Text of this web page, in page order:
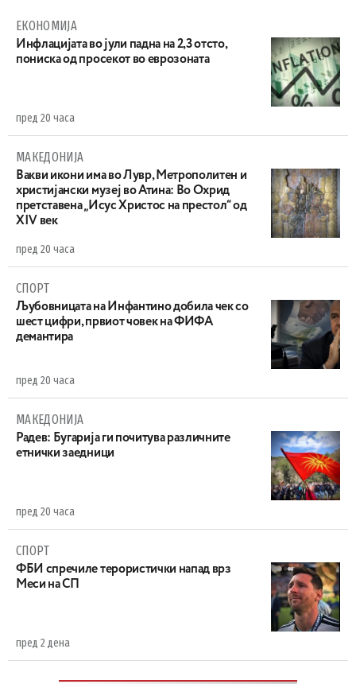
ЕКОНОМИЈА
Инфлацијата во јули падна на 2,3 отсто,
пониска од просекот во еврозоната
пред 20 часа
МАКЕДОНИЈА
Вакви икони има во Лувр, Метрополитен и
христијански музеј во Атина: Во Охрид
претставена „Исус Христос на престол“ од
XIV век
пред 20 часа
СПОРТ
Љубовницата на Инфантино добила чек со
шест цифри, првиот човек на ФИФА
демантира
пред 20 часа
МАКЕДОНИЈА
Радев: Бугарија ги почитува различните
етнички заедници
пред 20 часа
СПОРТ
ФБИ спречиле терористички напад врз
Меси на СП
пред 2 дена